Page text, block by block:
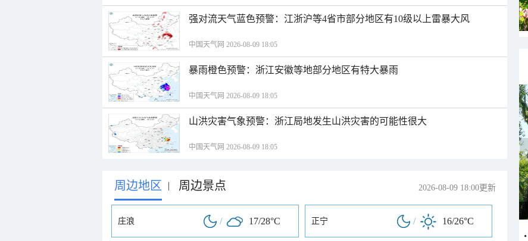
强对流天气蓝色预警：江浙沪等4省市部分地区有10级以上雷暴大风
中国天气网 2026-08-09 18:05
暴雨橙色预警：浙江安徽等地部分地区有特大暴雨
中国天气网 2026-08-09 18:05
山洪灾害气象预警：浙江局地发生山洪灾害的可能性很大
中国天气网 2026-08-09 18:05
周边地区 | 周边景点 2026-08-09 18:00更新
庄浪 / 17/28°C 正宁 / 16/26°C